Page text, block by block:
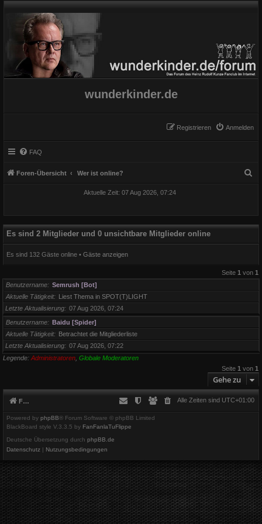
wunderkinder.de
Anmelden
Registrieren
FAQ
Foren-Übersicht Wer ist online?
e
Aktuelle Zeit: 07 Aug 2026, 07:24
Es sind 2 Mitglieder und 0 unsichtbare Mitglieder online
Es sind 132 Gäste online • Gäste anzeigen
Seite 1 von 1
Benutzername
Semrush [Bot]
Aktuelle Tätigkeit
Liest Thema in SPOT(T)LIGHT
Letzte Aktualisierung
07 Aug 2026, 07:24
Benutzername
Baidu [Spider]
Aktuelle Tätigkeit
Betrachtet die Mitgliederliste
Letzte Aktualisierung
07 Aug 2026, 07:22
Legende: Administratoren Globale Moderatoren
Seite 1von 1
Gehe zu
Foren-Übersicht Alle Zeiten sind UTC+01:00
Powered by phpBB® Forum Software © phpBB Limited
BlackBoard style V.3.3.5 by FanFanlaTuFlippe
Deutsche Übersetzung durch phpBB.de
Datenschutz
Nutzungsbedingungen